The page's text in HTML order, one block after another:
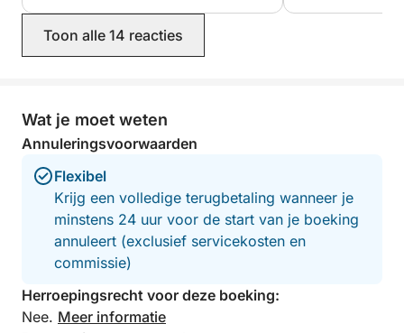
Toon alle 14 reacties
Wat je moet weten
Annuleringsvoorwaarden
Flexibel
Krijg een volledige terugbetaling wanneer je
minstens 24 uur voor de start van je boeking
annuleert (exclusief servicekosten en
commissie)
Herroepingsrecht voor deze boeking:
Nee. Meer informatie